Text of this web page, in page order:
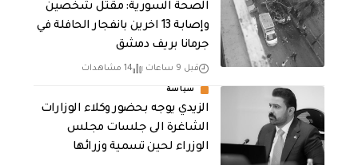
الصحة السورية: مقتل شخصين
وإصابة 13 اخرين بانفجار الحافلة في
جرمانا بريف دمشق
قبل 9 ساعات 14 مشاهدات
سياسة
الزيدي يوجه بحضور وكلاء الوزارات
الشاغرة الى جلسات مجلس
الوزراء لحين تسمية وزرائها